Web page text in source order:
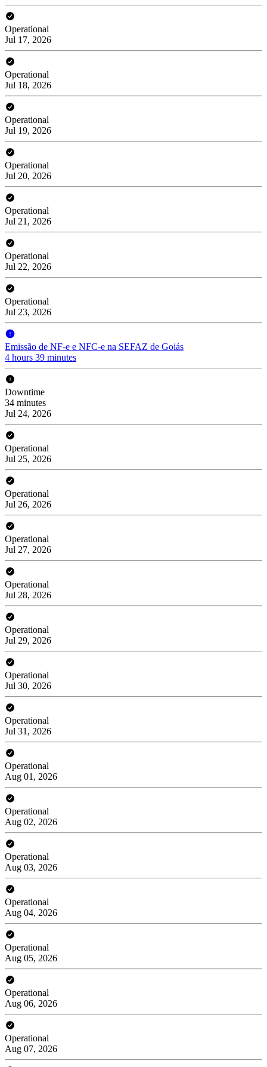
Operational
Jul 17, 2026
Operational
Jul 18, 2026
Operational
Jul 19, 2026
Operational
Jul 20, 2026
Operational
Jul 21, 2026
Operational
Jul 22, 2026
Operational
Jul 23, 2026
Emissão de NF-e e NFC-e na SEFAZ de Goiás
4 hours 39 minutes
Downtime
34 minutes
Jul 24, 2026
Operational
Jul 25, 2026
Operational
Jul 26, 2026
Operational
Jul 27, 2026
Operational
Jul 28, 2026
Operational
Jul 29, 2026
Operational
Jul 30, 2026
Operational
Jul 31, 2026
Operational
Aug 01, 2026
Operational
Aug 02, 2026
Operational
Aug 03, 2026
Operational
Aug 04, 2026
Operational
Aug 05, 2026
Operational
Aug 06, 2026
Operational
Aug 07, 2026